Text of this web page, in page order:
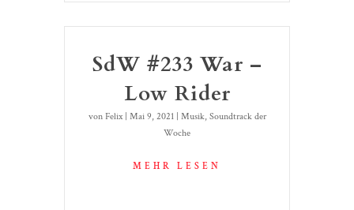
SdW #233 War –
Low Rider
von Felix| Mai 9, 2021| Musik, Soundtrack der
Woche
MEHR LESEN